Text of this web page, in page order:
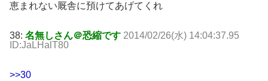
恵まれない厩舎に預けてあげてくれ
38: 名無しさん＠恐縮です 2014/02/26(水) 14:04:37.95
ID:JaLHalT80
>>30